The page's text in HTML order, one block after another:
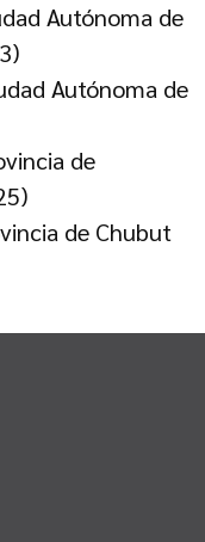
Autónoma de
Autónoma de
de
de Chubut